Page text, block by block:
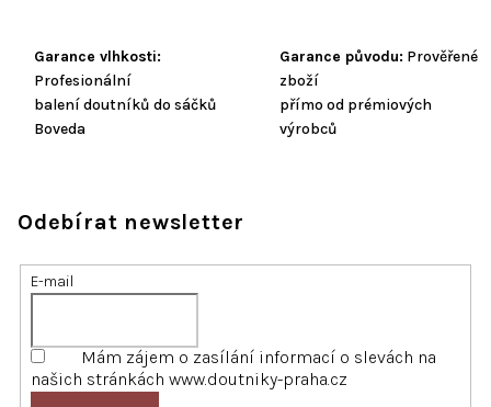
Garance vlhkosti:
Profesionální
balení doutníků do sáčků
Boveda
Garance původu: Prověřené
zboží
přímo od prémiových
výrobců
Odebírat newsletter
E-mail
Mám zájem o zasílání informací o slevách na
našich stránkách www.doutniky-praha.cz